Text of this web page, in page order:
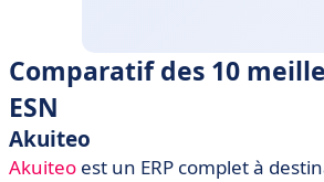
Comparatif des 10
ESN
Akuiteo
Akuiteo est un ERP complet à